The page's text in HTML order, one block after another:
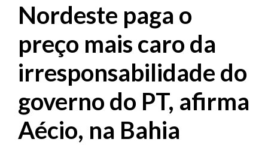
Nordeste paga o
preço mais caro da
irresponsabilidade do
governo do PT, afirma
Aécio, na Bahia